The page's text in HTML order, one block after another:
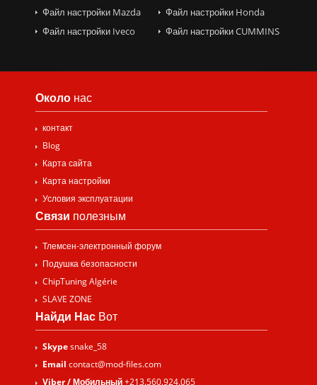
Файл настройки Mazda
Файл настройки Honda
Файл настройки Iveco
Файл настройки CUMMINS
Около нас
контакт
Blog
Карта сайта
Карта настройки
Условия эксплуатации
Связи полезным
Тлемсен-электронный форум
Подушка безопасности
ChipTuning Algérie
SLAVE ZONE
Найди Нас Вот
Skypesnake_58
Email contact@mod-files.com
Viber / Мобильный+213.560.924.065